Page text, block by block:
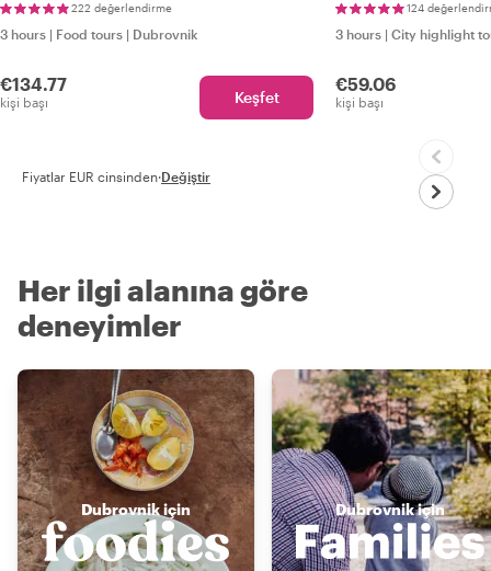
222 değerlendirme
3 hours | Food tours | Dubrovnik
€134.77
kişi başı Keşfet
124
3 hours | City highlight
€59.06
kişi başı
Fiyatlar EUR cinsinden·Değiştir
Her ilgi alanına göre
deneyimler
Dubrovnik için Dubrovnik için